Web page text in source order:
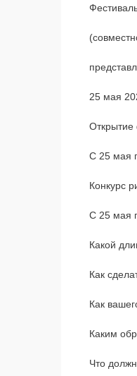
25 мая
Открытие
С 25 мая
Конкурс
С 25 мая
Какой
Как
Как
Каким
Что